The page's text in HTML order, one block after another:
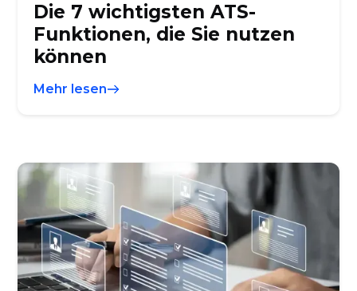
Die 7 wichtigsten ATS-
Funktionen, die Sie nutzen
können
Mehr lesen